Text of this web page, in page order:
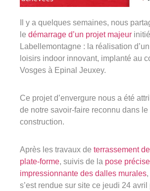
Découvrir Avinim
Ensemble en confiance
Groupe Avinim
Avinim Construction
Il y a quelques semaines, nous
le démarrage d’un projet majeur
Labellemontagne : la réalisation
loisirs indoor innovant, implanté au
Vosges à Epinal Jeuxey.
Ce projet d’envergure nous a été
de notre savoir-faire reconnu dans le
construction.
Après les travaux de terrassement
plate-forme, suivis de la pose
impressionnante des dalles murales
s’est rendue sur site ce jeudi 24 avril